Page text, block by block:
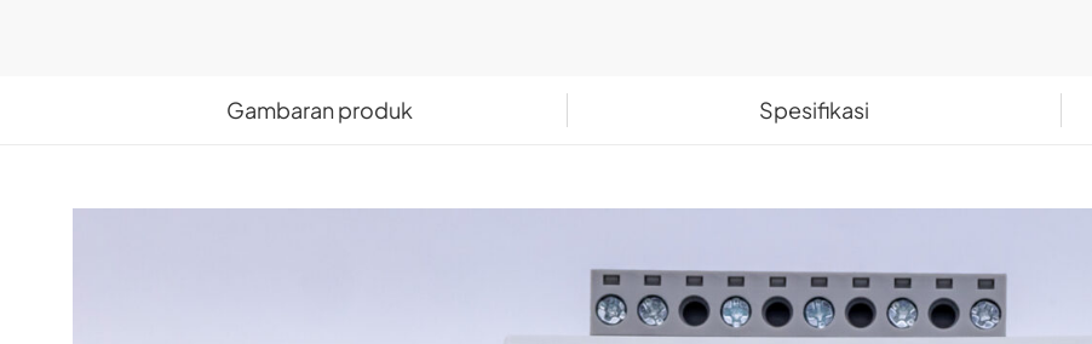
Gambaran produk Spesifikasi